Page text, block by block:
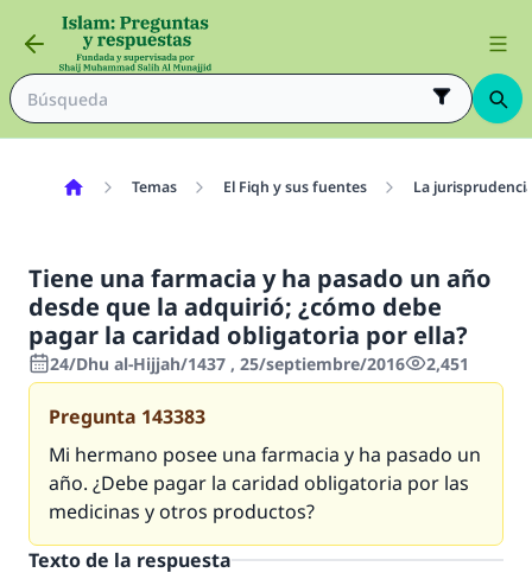
Temas El Fiqh y sus fuentes La
Tiene una farmacia y ha pasado un año
desde que la adquirió; ¿cómo debe
pagar la caridad obligatoria por ella?
24/Dhu al-Hijjah/1437 , 25/septiembre/2016 2,451
Pregunta 143383
Mi hermano posee una farmacia y ha pasado un
año. ¿Debe pagar la caridad obligatoria por las
medicinas y otros productos?
Texto de la respuesta